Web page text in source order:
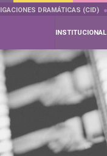
DRAMÁTICAS (CID)
INSTITUCIONAL